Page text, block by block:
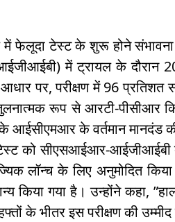
में फेलूदा टेस्ट के शुरू होने
में ट्रायल के
पर, परीक्षण में 96
रूप से आरटी-
आईसीएमआर के वर्तमान
को सीएसआईआर-आईजीआईबी
लॉन्च के लिए अनुमोदित
किया गया है। उन्होंने कहा,
के भीतर इस परीक्षण की उम्मीद